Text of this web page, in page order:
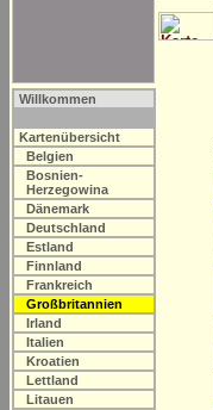
Willkommen
Kartenübersicht
Belgien
Bosnien-
Herzegowina
Dänemark
Deutschland
Estland
Finnland
Frankreich
Großbritannien
Irland
Italien
Kroatien
Lettland
Litauen